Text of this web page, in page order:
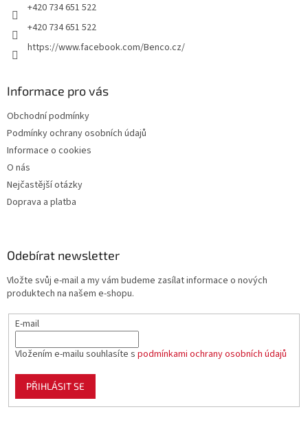
+420 734 651 522
+420 734 651 522
https://www.facebook.com/Benco.cz/
Informace pro vás
Obchodní podmínky
Podmínky ochrany osobních údajů
Informace o cookies
O nás
Nejčastější otázky
Doprava a platba
Odebírat newsletter
Vložte svůj e-mail a my vám budeme zasílat informace o nových
produktech na našem e-shopu.
E-mail
Vložením e-mailu souhlasíte s podmínkami ochrany osobních údajů
PŘIHLÁSIT SE